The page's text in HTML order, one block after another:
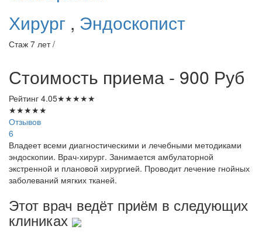
Хирург , Эндоскопист
Стаж 7 лет /
Стоимость приема - 900 Руб
Рейтинг 4.05★★★★★
★★★★★
Отзывов
6
Владеет всеми диагностическими и лечебными методиками
эндоскопии. Врач-хирург. Занимается амбулаторной
экстренной и плановой хирургией. Проводит лечение гнойных
заболеваний мягких тканей.
Этот врач ведёт приём в следующих
клиниках